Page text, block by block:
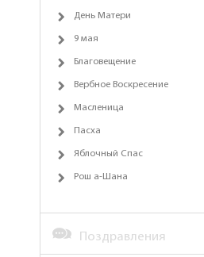
День Матери
9 мая
Благовещение
Вербное Воскресение
Масленица
Пасха
Яблочный Спас
Рош а-Шана
Поздравления